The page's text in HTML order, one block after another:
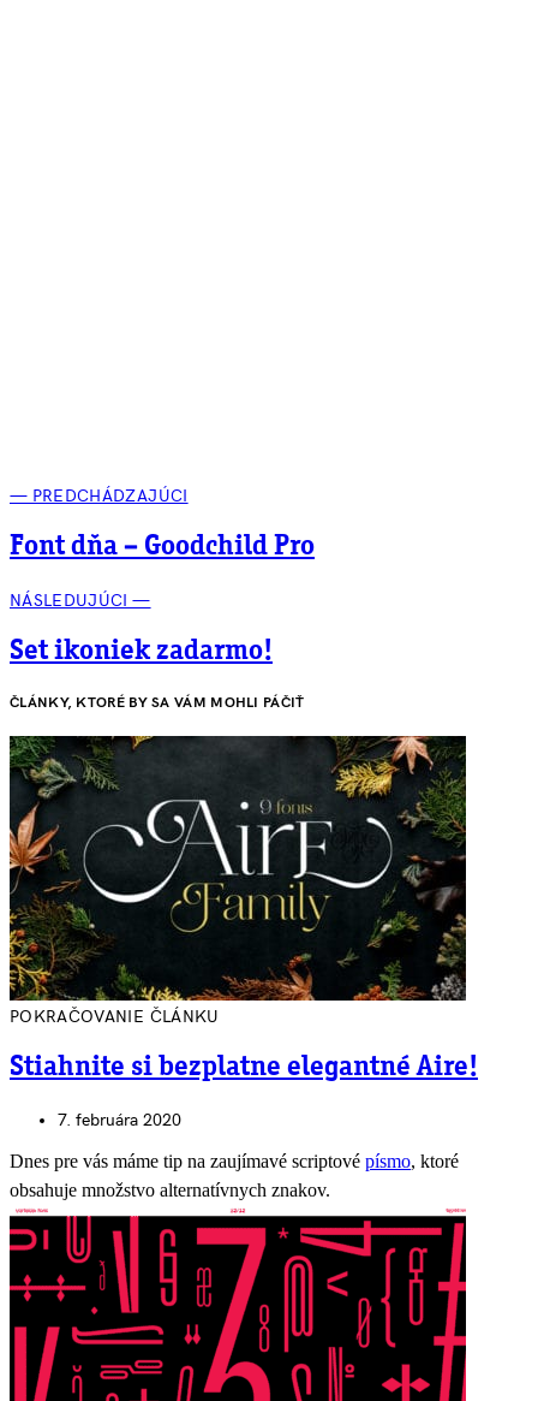
— PREDCHÁDZAJÚCI
Font dňa – Goodchild Pro
NÁSLEDUJÚCI —
Set ikoniek zadarmo!
ČLÁNKY, KTORÉ BY SA VÁM MOHLI PÁČIŤ
POKRAČOVANIE ČLÁNKU
Stiahnite si bezplatne elegantné Aire!
7. februára 2020
Dnes pre vás máme tip na zaujímavé scriptové písmo, ktoré
obsahuje množstvo alternatívnych znakov.